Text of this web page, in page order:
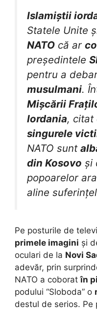
Islamiștii
Statele Unite
NATO că ar
președintele
pentru a
musulmani.
Mișcării
Iordania, citat
singurele
NATO sunt
din Kosovo și
popoarelor
aline
Pe posturile de
primele imagini și
oculari de la Novi
adevăr, prin
NATO a coboratîn
podului “Sloboda” o
destul de serios. Pe